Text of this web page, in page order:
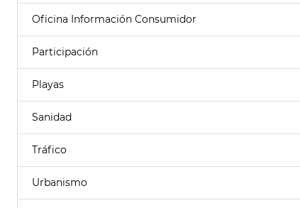
Oficina Información Consumidor
Participación
Playas
Sanidad
Tráfico
Urbanismo